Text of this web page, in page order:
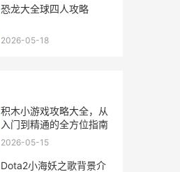
恐龙大全球四人攻略
2026-05-18
积木小游戏攻略大全，从
入门到精通的全方位指南
2026-05-15
Dota2小海妖之歌背景介